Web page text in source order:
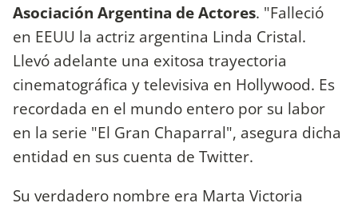
Asociación Argentina de Actores. "Falleció
en EEUU la actriz argentina Linda Cristal.
Llevó adelante una exitosa trayectoria
cinematográfica y televisiva en Hollywood. Es
recordada en el mundo entero por su labor
en la serie "El Gran Chaparral", asegura dicha
entidad en sus cuenta de Twitter.
Su verdadero nombre era Marta Victoria